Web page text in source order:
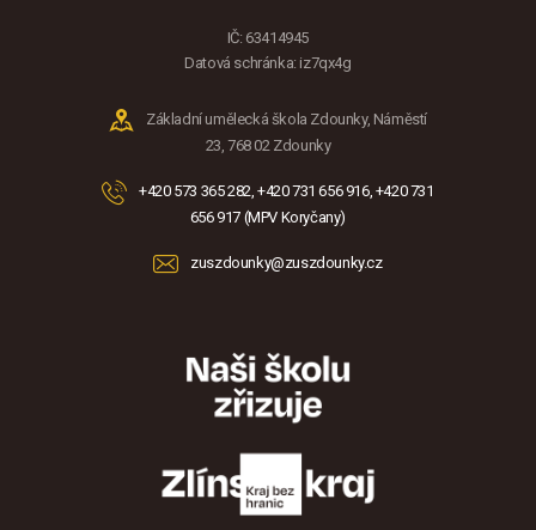
IČ: 63414945
Datová schránka: iz7qx4g
Základní umělecká škola Zdounky, Náměstí
23, 768 02 Zdounky
+420 573 365 282, +420 731 656 916, +420 731
656 917 (MPV Koryčany)
zuszdounky@zuszdounky.cz